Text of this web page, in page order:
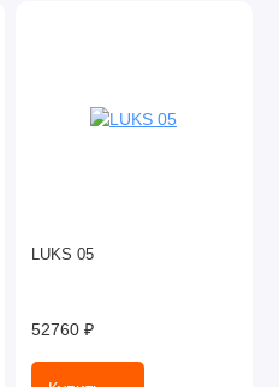
LUKS 05
52760 ₽